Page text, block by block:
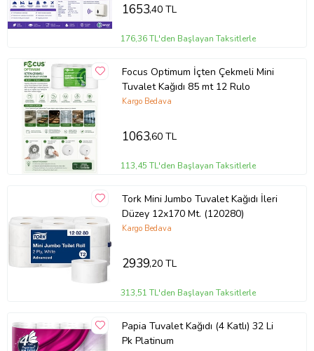
1653,40 TL
176,36 TL'den Başlayan Taksitlerle
Focus Optimum İçten Çekmeli Mini
Tuvalet Kağıdı 85 mt 12 Rulo
Kargo Bedava
1063,60 TL
113,45 TL'den Başlayan Taksitlerle
Tork Mini Jumbo Tuvalet Kağıdı İleri
Düzey 12x170 Mt. (120280)
Kargo Bedava
2939,20 TL
313,51 TL'den Başlayan Taksitlerle
Papia Tuvalet Kağıdı (4 Katlı) 32 Li
Pk Platinum